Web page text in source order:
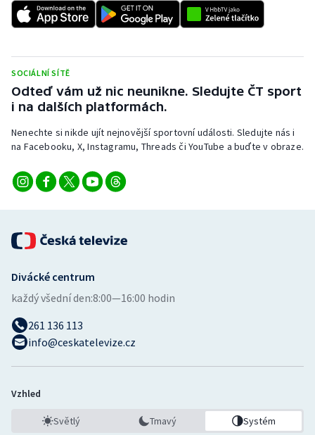
SOCIÁLNÍ SÍTĚ
Odteď vám už nic neunikne. Sledujte ČT sport
i na dalších platformách.
Nenechte si nikde ujít nejnovější sportovní události. Sledujte nás i
na Facebooku, X, Instagramu, Threads či YouTube a buďte v obraze.
Divácké centrum
každý všední den:8:00—16:00 hodin
261 136 113
info@ceskatelevize.cz
Vzhled
Světlý Tmavý Systém